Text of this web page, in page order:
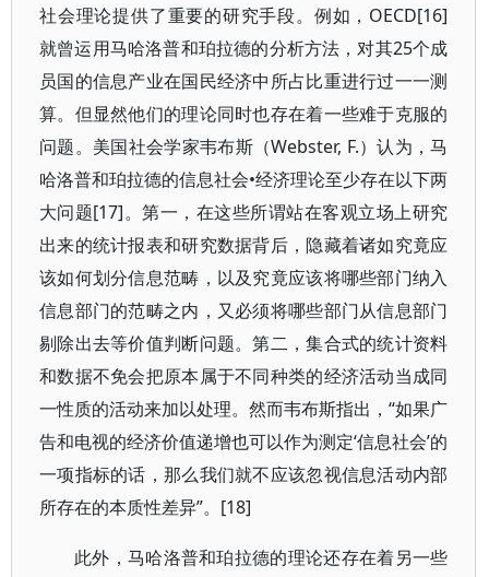
社会理论提供了重要的研究手段。例如，OECD[16]
就曾运用马哈洛普和珀拉德的分析方法，对其25个成
员国的信息产业在国民经济中所占比重进行过一一测
算。但显然他们的理论同时也存在着一些难于克服的
问题。美国社会学家韦布斯（Webster, F.）认为，马
哈洛普和珀拉德的信息社会•经济理论至少存在以下两
大问题[17]。第一，在这些所谓站在客观立场上研究
出来的统计报表和研究数据背后，隐藏着诸如究竟应
该如何划分信息范畴，以及究竟应该将哪些部门纳入
信息部门的范畴之内，又必须将哪些部门从信息部门
剔除出去等价值判断问题。第二，集合式的统计资料
和数据不免会把原本属于不同种类的经济活动当成同
一性质的活动来加以处理。然而韦布斯指出，“如果广
告和电视的经济价值递增也可以作为测定‘信息社会’的
一项指标的话，那么我们就不应该忽视信息活动内部
所存在的本质性差异”。[18]
此外，马哈洛普和珀拉德的理论还存在着另一些